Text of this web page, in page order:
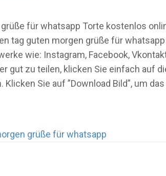
für whatsapp Torte kostenlos
tag guten morgen grüße für
wie: Instagram, Facebook,
gut zu teilen, klicken Sie einfach auf
Sie auf ”Download Bild”, um
grüße für whatsapp